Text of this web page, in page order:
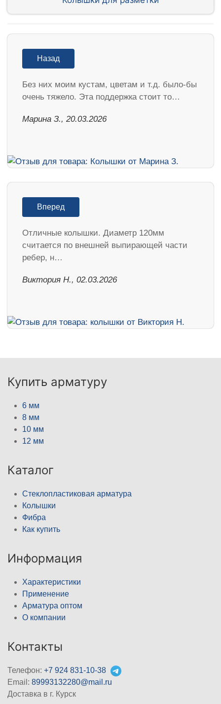
Назад
Без них моим кустам, цветам и т.д. было-бы
очень тяжело. Эта поддержка стоит то…
Марина З., 20.03.2026
Вперед
Отличные колышки. Диаметр 120мм
считается по внешней выпирающей части
ребер, н…
Виктория Н., 02.03.2026
Купить арматуру
6 мм
8 мм
10 мм
12 мм
Каталог
Стеклопластиковая арматура
Колышки
Фибра
Как купить
Информация
Характеристики
Применение
Арматура оптом
О компании
Контакты
Телефон: +7 924 831-10-38
Email: 89993132280@mail.ru
Доставка в г. Курск